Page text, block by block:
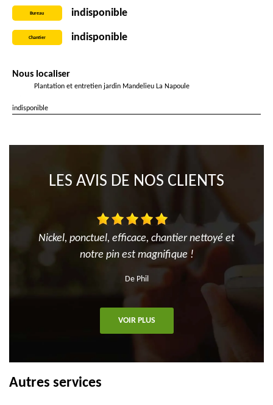
Bureau indisponible
Chantier indisponible
Nous localiser
Plantation et entretien jardin Mandelieu La Napoule
indisponible
LES AVIS DE NOS CLIENTS
Nickel, ponctuel, efficace, chantier nettoyé et
notre pin est magnifique !
De Phil
VOIR PLUS
Autres services